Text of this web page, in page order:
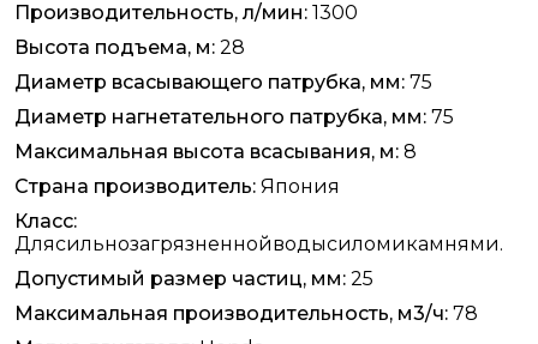
Производительность, л/мин: 1300
Высота подъема, м: 28
Диаметр всасывающего патрубка, мм: 75
Диаметр нагнетательного патрубка, мм: 75
Максимальная высота всасывания, м: 8
Страна производитель: Япония
Класс:
Длясильнозагрязненнойводысиломикамнями.
Допустимый размер частиц, мм: 25
Максимальная производительность, м3/ч: 78